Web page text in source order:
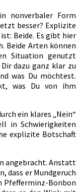
nonverbaler Form
besser? Explizite
Beide. Es gibt hier
Beide Arten können
Situation genutzt
dazu ganz klar zu
was Du möchtest.
was Du von ihm
ein klares „Nein“
in Schwierigkeiten
explizite Botschaft
angebracht. Anstatt
dass er Mundgeruch
Pfefferminz-Bonbon